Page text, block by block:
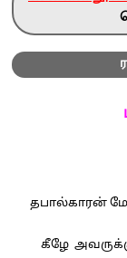
தபால்காரன்
கீழே